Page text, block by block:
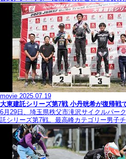
movie 2025.07.19
大東建託シリーズ第7戦 ⼩丹晄希が復帰戦
6月29日、埼玉県秩父市滝沢サイクルパー
託シリーズ第7戦。最高峰カテゴリー男子